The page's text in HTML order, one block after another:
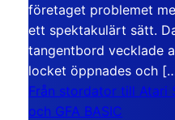
företaget problemet
ett spektakulärt sätt.
tangentbord vecklade
locket öppnades och
Från stordator till Atari
och GFA BASIC